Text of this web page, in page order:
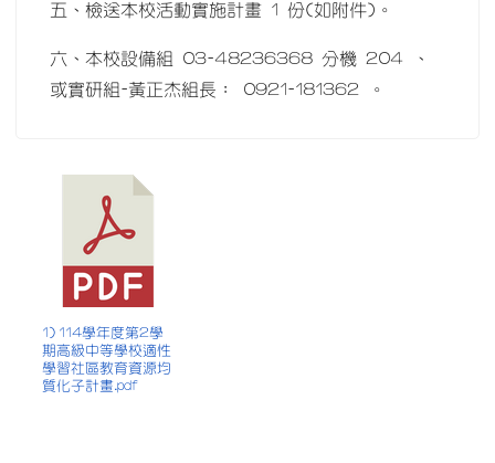
五、檢送本校活動實施計畫 1 份(如附件)。
六、本校設備組 03-48236368 分機 204 、
或實研組-黃正杰組長： 0921-181362 。
1) 114學年度第2學
期高級中等學校適性
學習社區教育資源均
質化子計畫.pdf